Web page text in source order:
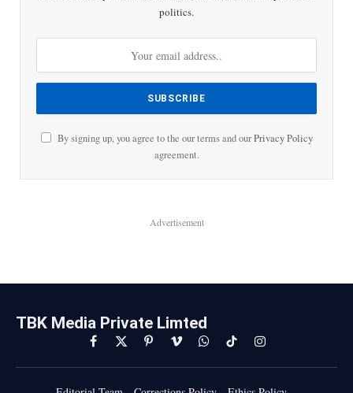
politics.
By signing up, you agree to the our terms and ourPrivacy Policy
agreement.
Advertisement
TBK Media Private Limted
Facebook
X
(Twitter)
PinterestVimeoWhatsAppTikTokInstagram